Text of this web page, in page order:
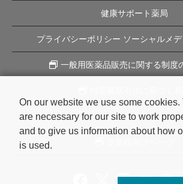
健康サポート薬局
プライバシーポリシー ソーシャルメ
一般用医薬品販売に関する制度
企業理念
On our website we use some cookies.
are necessary for our site to work
and to give us information about how
is used.